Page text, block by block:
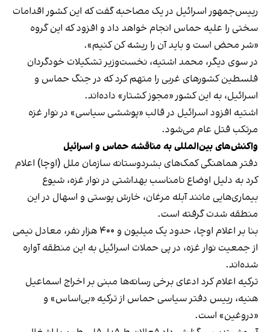
رییس‌جمهور اسرائیل در یک مصاحبه گفت که این کشور اقدامات
سختی را علیه حماس انجام خواهد داد و افزود که این گروه
«شر محض است و باید آن را ریشه کن کنیم».
در سوی دیگر، محمد اشتیه، نخست‌وزیر تشکیلات خودگردان
فلسطین کشورهای غربی را متهم کرد که در جنگ حماس و
اسرائیل، به این کشور «مجوز کشتار» داده‌اند.
اشتیه افزود اسرائیل در قالب «پوششی سیاسی» در نوار غزه
مرتکب قتل عام می‌شود.
واکنش‌های بین‌المللی به مناقشه حماس و اسرائیل
دفتر هماهنگی کمک‌های بشردوستانه سازمان ملل (اوچا) اعلام
کرد به دلیل اوضاع نامناسب بهداشتی در نوار غزه، شیوع
بیماری‌هایی مانند آبله مرغان، خارش پوستی و اسهال در این
منطقه شدت گرفته است.
بنا بر اعلام اوچا، حدود یک میلیون و ۴۰۰ هزار نفر، معادل نیمی
از جمعیت نوار غزه، در پی حملات اسرائیل به این منطقه آواره
شده‌اند.
ترکیه اعلام کرد ادعای برخی رسانه‌ها مبنی بر اخراج اسماعیل
هنیه، رییس دفتر سیاسی حماس از ترکیه «بی‌اساس» و
«دروغین» است.